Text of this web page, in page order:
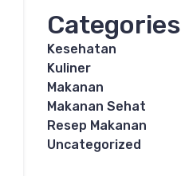
Categories
Kesehatan
Kuliner
Makanan
Makanan Sehat
Resep Makanan
Uncategorized